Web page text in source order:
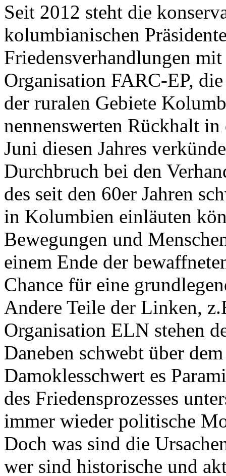
Seit 2012 steht die
kolumbianischen
Friedensverhandlungen
Organisation FARC-EP,
der ruralen Gebiete
nennenswerten Rückhalt
Juni diesen Jahres
Durchbruch bei den
des seit den 60er Jahren
in Kolumbien einläuten
Bewegungen und
einem Ende der
Chance für eine
Andere Teile der Linken,
Organisation ELN stehen
Daneben schwebt über
Damoklesschwert es
des Friedensprozesses
immer wieder politische
Doch was sind die
wer sind historische und